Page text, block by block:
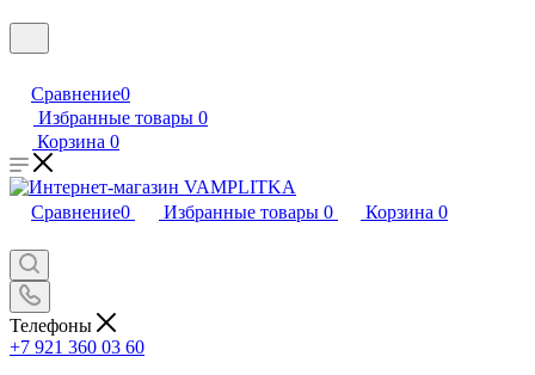
Сравнение0
Избранные товары 0
Корзина 0
Сравнение0 Избранные товары 0 Корзина 0
Телефоны
+7 921 360 03 60